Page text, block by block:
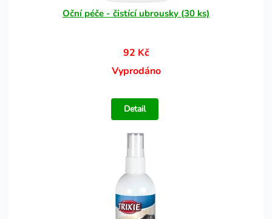
Oční péče - čistící ubrousky (30 ks)
92 Kč
Vyprodáno
Detail